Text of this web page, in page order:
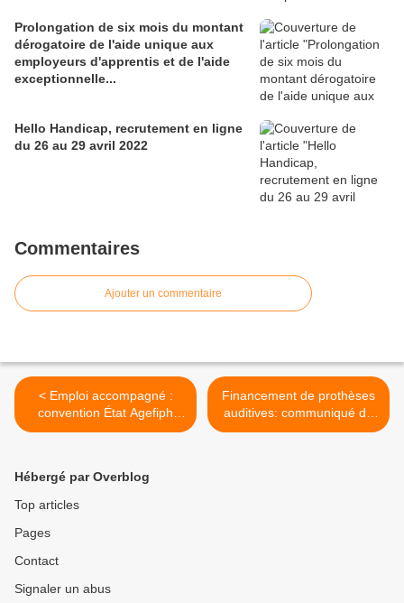
Prolongation de six mois du montant
dérogatoire de l'aide unique aux
employeurs d'apprentis et de l'aide
exceptionnelle...
Hello Handicap, recrutement en ligne
du 26 au 29 avril 2022
Commentaires
Ajouter un commentaire
< Emploi accompagné :
convention État Agefiph
Fiphfp
Financement de prothèses
auditives: communiqué de
l'Agefiph >
Hébergé par Overblog
Top articles
Pages
Contact
Signaler un abus